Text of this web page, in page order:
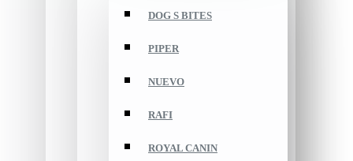
DOG S BITES
PIPER
NUEVO
RAFI
ROYAL CANIN